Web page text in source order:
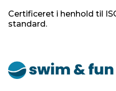
Certificeret i henhold til
standard.